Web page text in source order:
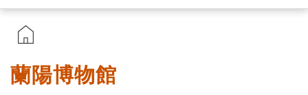
蘭陽博物館